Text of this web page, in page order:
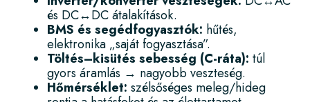
és DC↔DC átalakítások.
BMS és segédfogyasztók: hűtés,
elektronika „saját fogyasztása”.
Töltés–kisütés sebesség (C-ráta): túl
gyors áramlás → nagyobb veszteség.
Hőmérséklet: szélsőséges meleg/hideg